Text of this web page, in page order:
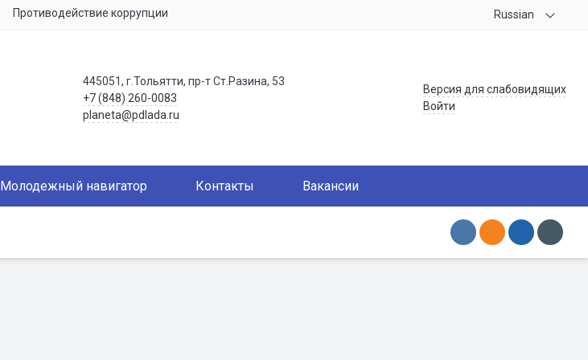
Противодействие коррупции Russian
445051, г.Тольятти, пр-т Ст.Разина, 53
+7 (848) 260-0083
planeta@pdlada.ru
Версия для слабовидящих
Войти
Молодежный навигатор Контакты Вакансии